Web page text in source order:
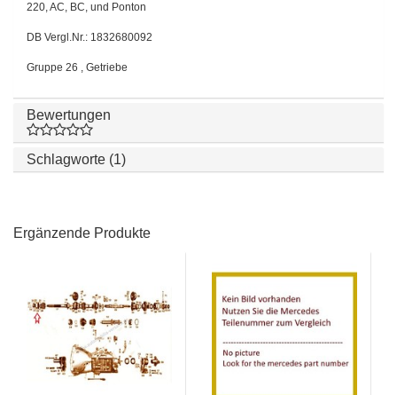
220, AC, BC, und Ponton
DB Vergl.Nr.: 1832680092
Gruppe 26 , Getriebe
Bewertungen
Schlagworte (1)
Ergänzende Produkte